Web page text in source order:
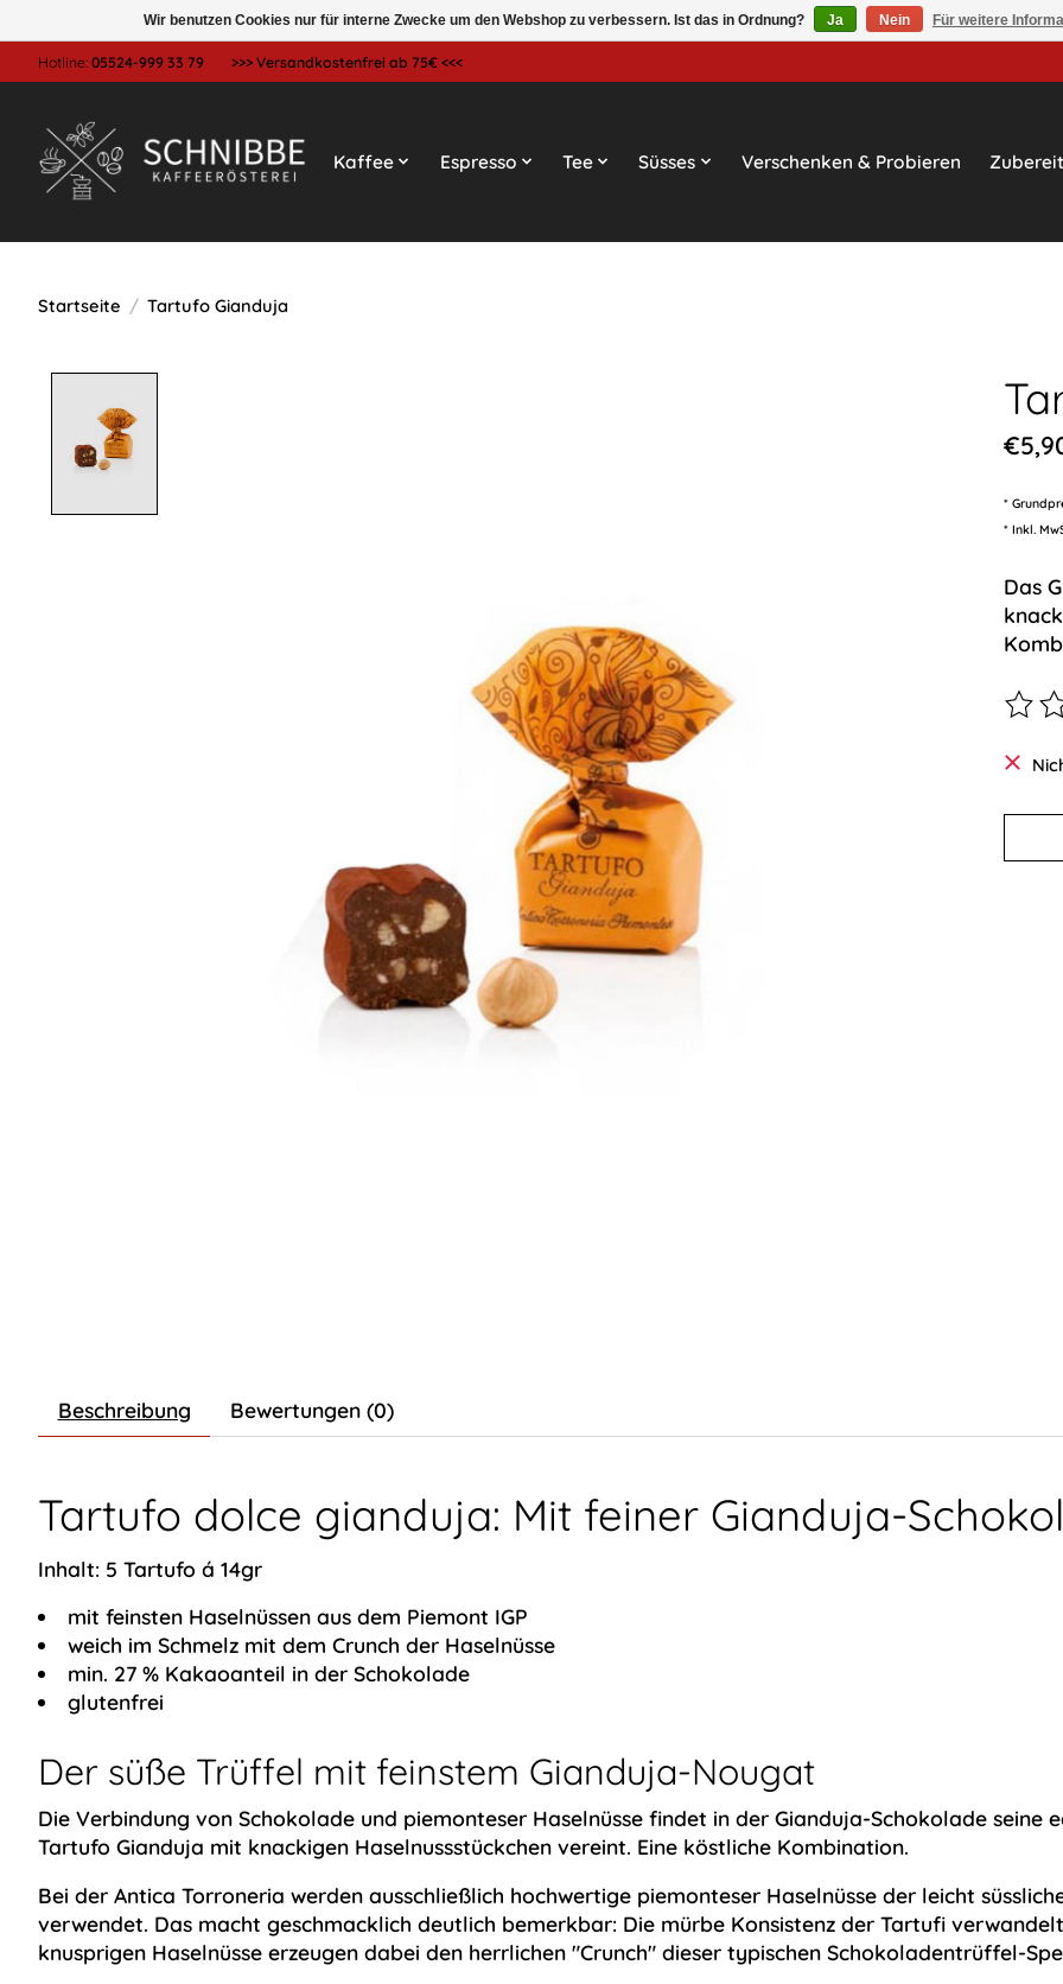
Hotline: 05524-999 33 79 >>> Versandkostenfrei ab 75€ <<<
Kaffee Espresso Tee Süsses Verschenken & Probieren
Startseite / Tartufo Gianduja
*
* Inkl.
Das
Die
Beschreibung Bewertungen (0)
Tartufo dolce gianduja: Mit feiner Gianduja-
Inhalt: 5 Tartufo á 14gr
mit feinsten Haselnüssen aus dem Piemont IGP
weich im Schmelz mit dem Crunch der Haselnüsse
min. 27 % Kakaoanteil in der Schokolade
glutenfrei
Der süße Trüffel mit feinstem Gianduja-Nougat
Die Verbindung von Schokolade und piemonteser Haselnüsse findet in der Gianduja-Schokolade seine
Tartufo Gianduja mit knackigen Haselnussstückchen vereint. Eine köstliche Kombination.
Bei der Antica Torroneria werden ausschließlich hochwertige piemonteser Haselnüsse der leicht
verwendet. Das macht geschmacklich deutlich bemerkbar: Die mürbe Konsistenz der Tartufi
knusprigen Haselnüsse erzeugen dabei den herrlichen "Crunch" dieser typischen Schokoladentrüffel-
Wir benutzen Cookies nur für interne Zwecke um den Webshop zu verbessern. Ist das in Ordnung? Ja Nein Für weitere